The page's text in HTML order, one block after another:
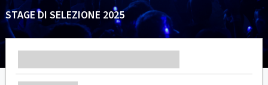
STAGE DI SELEZIONE 2025